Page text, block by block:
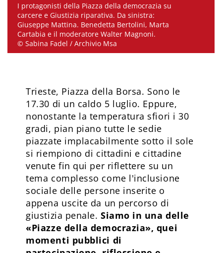
I protagonisti della Piazza della democrazia su
carcere e Giustizia riparativa. Da sinistra:
Giuseppe Mattina. Benedetta Bertolini, Marta
Cartabia e il moderatore Walter Magnoni.
© Sabina Fadel / Archivio Msa
Trieste, Piazza della Borsa. Sono le
17.30 di un caldo 5 luglio. Eppure,
nonostante la temperatura sfiori i 30
gradi, pian piano tutte le sedie
piazzate implacabilmente sotto il sole
si riempiono di cittadini e cittadine
venute fin qui per riflettere su un
tema complesso come l'inclusione
sociale delle persone inserite o
appena uscite da un percorso di
giustizia penale.Siamo in una delle
«Piazze della democrazia», quei
momenti pubblici di